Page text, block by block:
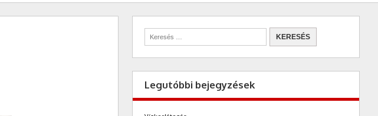
Legutóbbi bejegyzések